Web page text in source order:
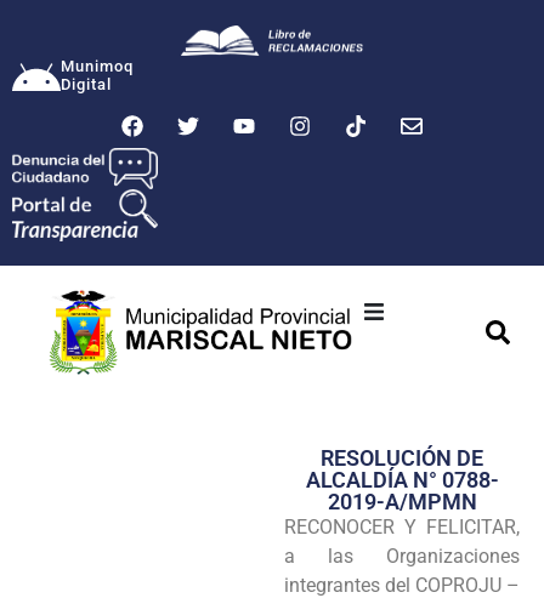
Munimoq
Digital
Transparencia
Seguridad
Programas
RESOLUCIÓN DE
ALCALDÍA N° 0788-
2019-A/MPMN
RECONOCER Y FELICITAR,
a las Organizaciones
integrantes del COPROJU –